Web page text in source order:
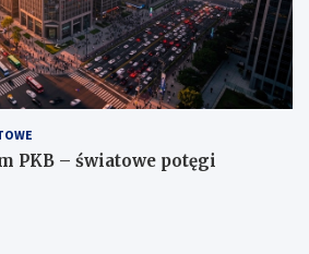
PKB – światowe potęgi